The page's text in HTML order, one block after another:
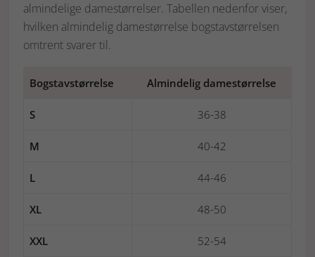
almindelige damestørrelser. Tabellen nedenfor viser,
hvilken almindelig damestørrelse bogstavstørrelsen
omtrent svarer til.
Bogstavstørrelse Almindelig damestørrelse
S 36-38
M 40-42
L 44-46
XL 48-50
XXL 52-54